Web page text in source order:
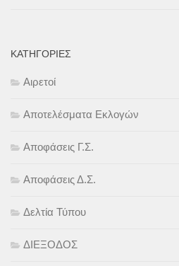
KΑΤΗΓΟΡΊΕΣ
Αιρετοί
Αποτελέσματα Εκλογών
Αποφάσεις Γ.Σ.
Αποφάσεις Δ.Σ.
Δελτία Τύπου
ΔΙΕΞΟΔΟΣ